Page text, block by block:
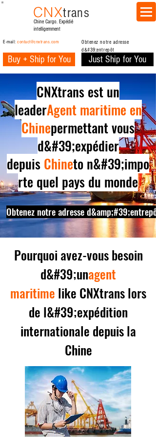
CNXtrans
Chine Cargo. Expédié
intelligemment
E-mail: contact@cnxtrans.com
Buy + Ship for You
Obtenez notre adresse
d&#39;entrepôt
Just Ship for You
CNXtrans est un
leaderAgent maritime en
Chinepermettant vous
d&#39;expédier
depuis Chineto n&#39;impo
rte quel pays du monde
Obtenez notre adresse
Pourquoi avez-vous besoin
d&#39;unagent
maritime like CNXtrans lors
de l&#39;expédition
internationale depuis la
Chine